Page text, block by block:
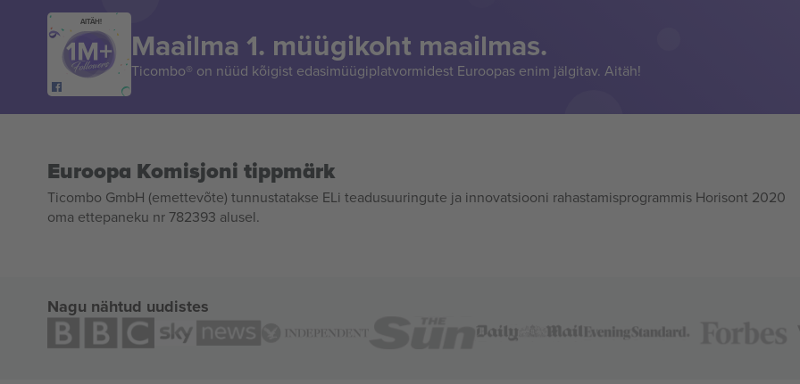
AITÄH!
Maailma 1. müügikoht maailmas.
Ticombo® on nüüd kõigist edasimüügiplatvormidest Euroopas enim jälgitav. Aitäh!
Euroopa Komisjoni tippmärk
Ticombo GmbH (emettevõte) tunnustatakse ELi teadusuuringute ja innovatsiooni rahastamisprogrammis Horisont 2020
oma ettepaneku nr 782393 alusel.
Nagu nähtud uudistes